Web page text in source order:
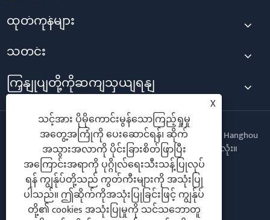
ထုတ်ကုန်များ
သတင်း
ကြှနျုပျတို့ကိုဆကျသှယျရနျ
မူပိုင်ခွင့်© 2025 Changzhou Hanghou Hanghou Hanghou Hanghou
Hanghoolor righeroor © Ltd. အခွင့်အရေးများအားလုံး။
Follow Us
X
သင့်အား ပိုမိုကောင်းမွန်သောကြည့်ရှုမှု
အတွေ့အကြုံကို ပေးဆောင်ရန်၊ ဆိုက်
အသွားအလာကို ပိုင်းခြားစိတ်ဖြာပြီး
အကြောင်းအရာကို ပုဂ္ဂိုလ်ရေးသီးသန့်ပြုလုပ်
ရန် ကျွန်ုပ်တို့သည် ကွတ်ကီးများကို အသုံးပြု
ပါသည်။ ဤဆိုက်ကိုအသုံးပြုခြင်းဖြင့် ကျွန်ုပ်
တို့၏ cookies အသုံးပြုမှုကို သင်သဘောတူ